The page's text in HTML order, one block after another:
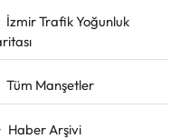
İzmir Trafik Yoğunluk
Tüm Manşetler
Haber Arşivi